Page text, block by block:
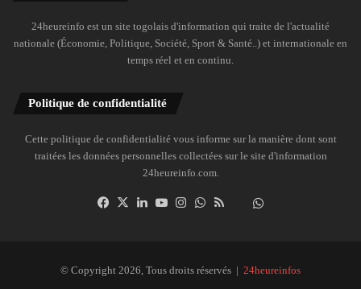
24heureinfo est un site togolais d'information qui traite de l'actualité
nationale (Économie, Politique, Société, Sport & Santé..) et internationale en
temps réel et en continu.
Politique de confidentialité
Cette politique de confidentialité vous informe sur la manière dont sont
traitées les données personnelles collectées sur le site d'information
24heureinfo.com.
Facebook
X LinkedinYouTubeInstagramWhatsAppDailymotion
© Copyright 2026, Tous droits réservés | 24heureinfos